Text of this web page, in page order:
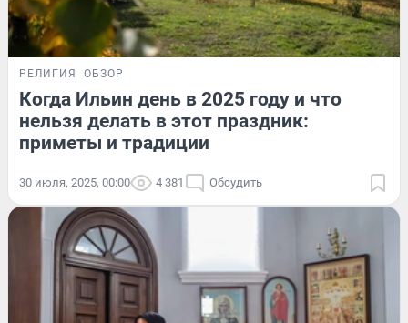
РЕЛИГИЯ ОБЗОР
Когда Ильин день в 2025 году и что
нельзя делать в этот праздник:
приметы и традиции
30 июля, 2025, 00:00 4 381 Обсудить